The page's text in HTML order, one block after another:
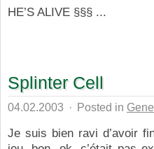
HE’S ALIVE §§§ ...
Splinter Cell
04.02.2003 · Posted in
Je suis bien ravi d’avoir